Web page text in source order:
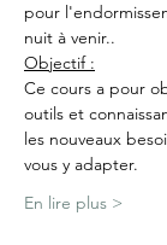
pour
nuit à venir..
Objectif :
Ce cours a pour
outils et
les nouveaux
vous y adapter.
En lire plus >